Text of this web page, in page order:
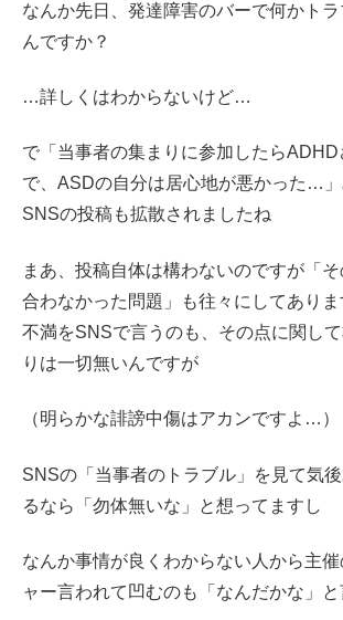
なんか先日、発達障害のバーで何かト
んですか？
…詳しくはわからないけど…
で「当事者の集まりに参加したらADHD
で、ASDの自分は居心地が悪かった…
SNSの投稿も拡散されましたね
まあ、投稿自体は構わないのですが「
合わなかった問題」も往々にしてあり
不満をSNSで言うのも、その点に関し
りは一切無いんですが
（明らかな誹謗中傷はアカンですよ…）
SNSの「当事者のトラブル」を見て気
るなら「勿体無いな」と想ってますし
なんか事情が良くわからない人から主
ャー言われて凹むのも「なんだかな」